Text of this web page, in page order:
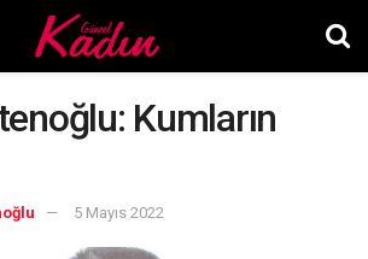
Kumların
5 Mayıs 2022